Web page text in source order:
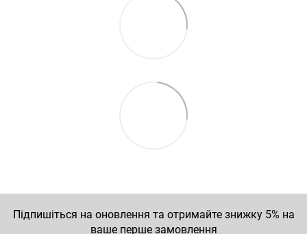
Підпишіться на оновлення та отримайте знижку 5% на
ваше перше замовлення